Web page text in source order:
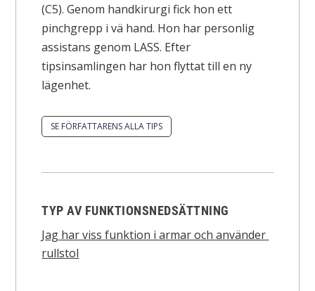
(C5). Genom handkirurgi fick hon ett
pinchgrepp i vä hand. Hon har personlig
assistans genom LASS. Efter
tipsinsamlingen har hon flyttat till en ny
lägenhet.
SE FÖRFATTARENS ALLA TIPS
TYP AV FUNKTIONSNEDSÄTTNING
Jag har viss funktion i armar och använder
rullstol